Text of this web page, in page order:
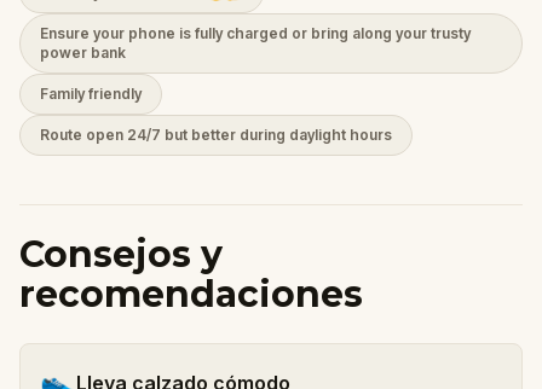
Ensure your phone is fully charged or bring along your trusty
power bank
Family friendly
Route open 24/7 but better during daylight hours
Consejos y
recomendaciones
Lleva calzado cómodo